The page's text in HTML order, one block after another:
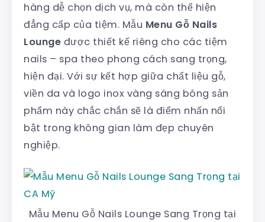
hàng dễ chọn dịch vụ, mà còn thể hiện
đẳng cấp của tiệm. Mẫu Menu Gỗ Nails
Lounge được thiết kế riêng cho các tiệm
nails – spa theo phong cách sang trọng,
hiện đại. Với sự kết hợp giữa chất liệu gỗ,
viền da và logo inox vàng sáng bóng sản
phẩm này chắc chắn sẽ là điểm nhấn nổi
bật trong không gian làm đẹp chuyên
nghiệp.
Mẫu Menu Gỗ Nails Lounge Sang Trọng tại